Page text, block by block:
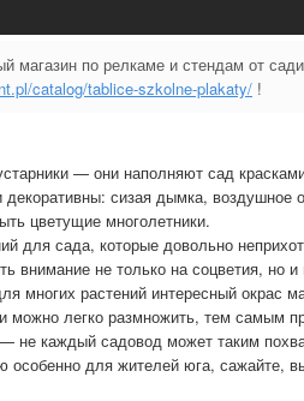
магазин по релкаме и стендам от
catalog/tablice-szkolne-plakaty/ !
— они наполняют сад
сизая дымка, воздушное
цветущие многолетники.
для сада, которые довольно
внимание не только на соцветия, но и
многих растений интересный окрас
можно легко размножить, тем самым
не каждый садовод может таким
особенно для жителей юга, сажайте,